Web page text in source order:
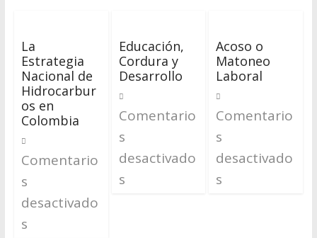
La
Estrategia
Nacional de
Hidrocarbur
os en
Colombia
Comentario
s
desactivado
s
Educación,
Cordura y
Desarrollo
Comentario
s
desactivado
s
Acoso o
Matoneo
Laboral
Comentario
s
desactivado
s